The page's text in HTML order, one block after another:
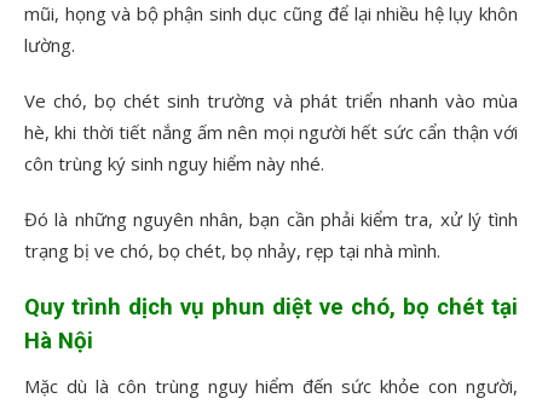
mũi, họng và bộ phận sinh dục cũng để lại nhiều hệ lụy khôn
lường.
Ve chó, bọ chét sinh trường và phát triển nhanh vào mùa
hè, khi thời tiết nắng ấm nên mọi người hết sức cẩn thận với
côn trùng ký sinh nguy hiểm này nhé.
Đó là những nguyên nhân, bạn cần phải kiểm tra, xử lý tình
trạng bị ve chó, bọ chét, bọ nhảy, rẹp tại nhà mình.
Quy trình dịch vụ phun diệt ve chó, bọ chét tại
Hà Nội
Mặc dù là côn trùng nguy hiểm đến sức khỏe con người,